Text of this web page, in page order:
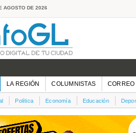
AGOSTO DE 2026
LA REGIÓN COLUMNISTAS
Política Economía Educación